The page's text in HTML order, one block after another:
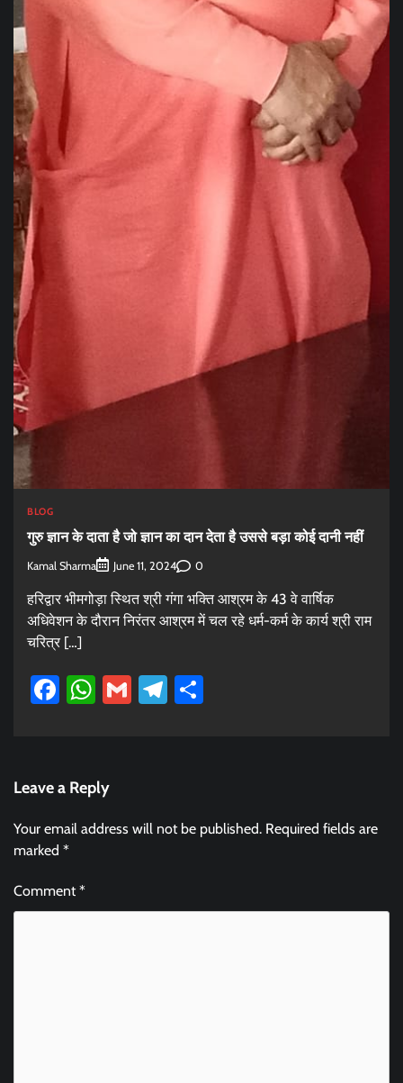
BLOG
गुरु ज्ञान के दाता है जो ज्ञान का दान देता है उससे बड़ा कोई दानी नहीं
Kamal Sharma June 11, 2024 0
हरिद्वार भीमगोड़ा स्थित श्री गंगा भक्ति आश्रम के 43 वे वार्षिक
अधिवेशन के दौरान निरंतर आश्रम में चल रहे धर्म-कर्म के कार्य श्री राम
चरित्र […]
Facebook
WhatsApp
GmailTelegram
Leave a Reply
Your email address will not be published. Required fields are
marked *
Comment*